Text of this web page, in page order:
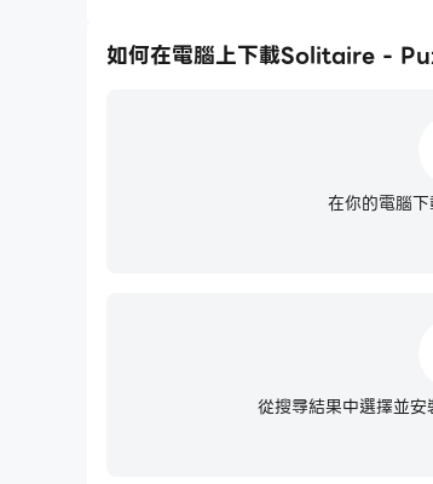
如何在電腦上下載Solitaire -
在你的電腦
從搜尋結果中選擇並